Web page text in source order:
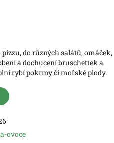
do různých salátů, omáček,
a dochucení bruschettek a
rybí pokrmy či mořské plody.
ovoce